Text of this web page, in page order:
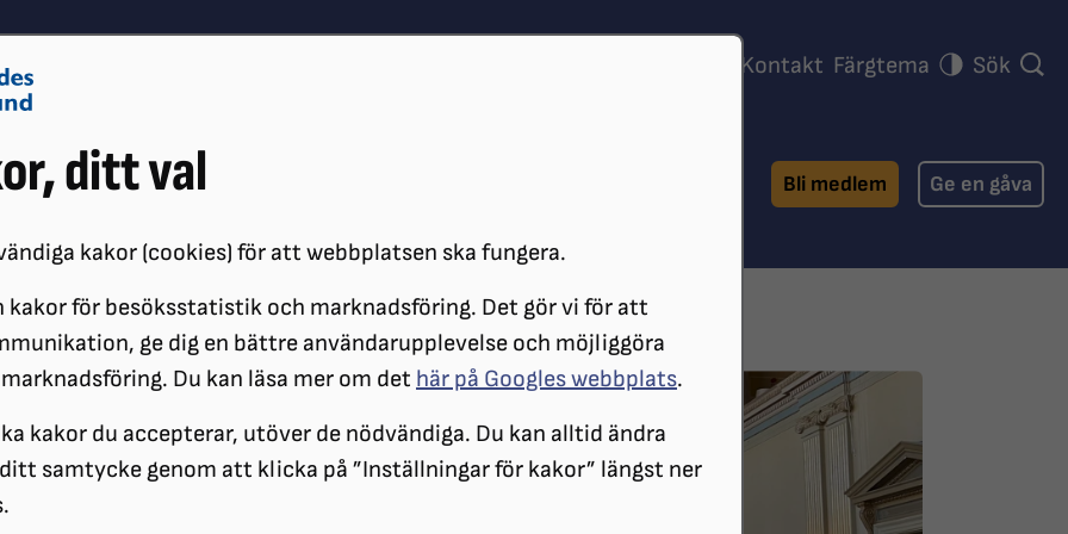
ditt val
kakor (cookies) för att webbplatsen ska fungera.
kakor för besöksstatistik och marknadsföring. Det gör vi för att
ge dig en bättre användarupplevelse och möjliggöra
Du kan läsa mer om det här på Googles webbplats.
kakor du accepterar, utöver de nödvändiga. Du kan alltid ändra
samtycke genom att klicka på ”Inställningar för kakor” längst ner
Kontakt Färgtema Sök
Påverkansarbete
Bli medlem Ge en gåva
DISTRIKT SRF VÄRMLANDS LÄN OM OSS OCH VÅR HISTORIA 90 ÅR